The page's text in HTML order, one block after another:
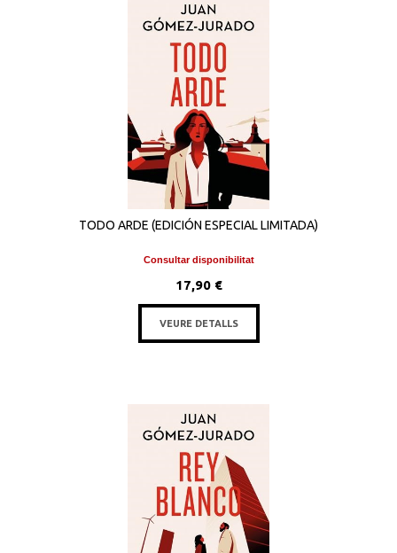
TODO ARDE (EDICIÓN ESPECIAL LIMITADA)
Consultar disponibilitat
17,90 €
VEURE DETALLS